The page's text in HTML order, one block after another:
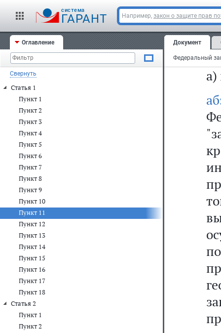
cистема
ГАРАНТ Например, закон о защите прав
Оглавление
Свернуть
Статья 1
Пункт 1
Пункт 2
Пункт 3
Пункт 4
Пункт 5
Пункт 6
Пункт 7
Пункт 8
Пункт 9
Пункт 10
Пункт 11
Пункт 12
Пункт 13
Пункт 14
Пункт 15
Пункт 16
Пункт 17
Пункт 18
Статья 2
Пункт 1
Пункт 2
Документ